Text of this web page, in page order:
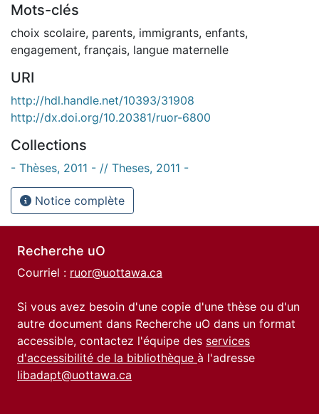
Mots-clés
choix scolaire, parents, immigrants, enfants,
engagement, français, langue maternelle
URI
http://hdl.handle.net/10393/31908
http://dx.doi.org/10.20381/ruor-6800
Collections
- Thèses, 2011 - // Theses, 2011 -
Notice complète
Recherche uO
Courriel : ruor@uottawa.ca
Si vous avez besoin d'une copie d'une thèse ou d'un
autre document dans Recherche uO dans un format
accessible, contactez l'équipe des services
d'accessibilité de la bibliothèque à l'adresse
libadapt@uottawa.ca